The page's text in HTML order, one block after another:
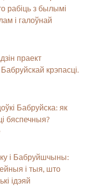
рабіць з былымі
і галоўнай
праект
крэпасці.
Бабруйска: як
бяспечныя?
і Бабруйшчыны:
і тыя, што
ідэяй